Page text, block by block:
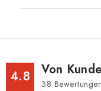
4.8 Von
38